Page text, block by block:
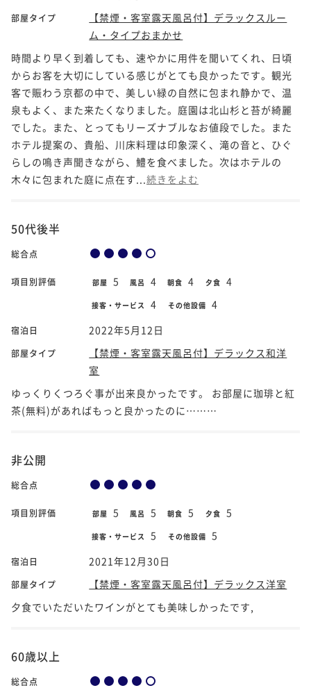
部屋タイプ
【禁煙・客室露天風呂付】デラックスルー
ム・タイプおまかせ
時間より早く到着しても、速やかに用件を聞いてくれ、日頃
からお客を大切にしている感じがとても良かったです。観光
客で賑わう京都の中で、美しい緑の自然に包まれ静かで、温
泉もよく、また来たくなりました。庭園は北山杉と苔が綺麗
でした。また、とってもリーズナブルなお値段でした。また
ホテル提案の、貴船、川床料理は印象深く、滝の音と、ひぐ
らしの鳴き声聞きながら、鱧を食べました。次はホテルの
木々に包まれた庭に点在す... 続きをよむ
50代後半
総合点
項目別評価 部屋 5 風呂 4 朝食 4 夕食 4
接客・サービス 4 その他設備 4
宿泊日 2022年5月12日
部屋タイプ
【禁煙・客室露天風呂付】デラックス和洋
室
ゆっくりくつろぐ事が出来良かったです。 お部屋に珈琲と紅
茶(無料)があればもっと良かったのに………
非公開
総合点
項目別評価 部屋 5 風呂 5 朝食 5 夕食 5
接客・サービス 5 その他設備 5
宿泊日 2021年12月30日
部屋タイプ
【禁煙・客室露天風呂付】デラックス洋室
夕食でいただいたワインがとても美味しかったです,
60歳以上
総合点